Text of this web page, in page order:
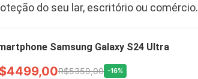
do seu lar, escritório ou comércio.
Samsung Galaxy S24 Ultra
R$5359,00 -16%